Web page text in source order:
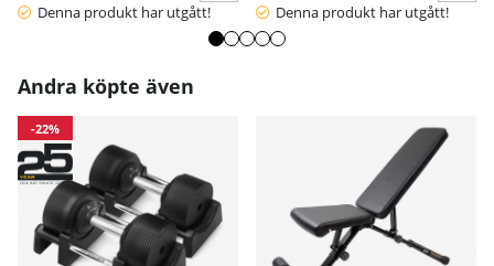
Handskens längd - dam
5
13.5
14.2
Handskens bred - dam
Mått angivna i cm.
Denna produkt har utgått! Denna produkt har utgått!
Andra köpte även
-22%